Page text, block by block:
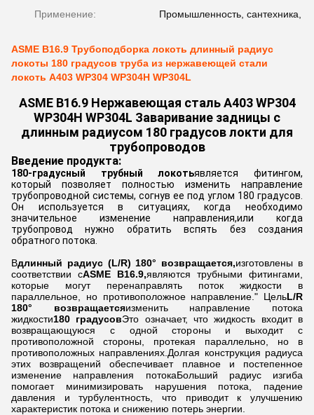
Применение: Промышленность, сантехника,
ASME B16.9 Трубоподборка локоть длинный радиус
локоты 180 градусов труба из нержавеющей стали
локоть A403 WP304 WP304H WP304L
ASME B16.9 Нержавеющая сталь A403 WP304
WP304H WP304L Заваривание задницы с
длинным радиусом 180 градусов локти для
трубопроводов
Введение продукта:
180-градусный трубный локотьявляется фитингом,
который позволяет полностью изменить направление
трубопроводной системы, согнув ее под углом 180 градусов.
Он используется в ситуациях, когда необходимо
значительное изменение направления,или когда
трубопровод нужно обратить вспять без создания
обратного потока.
Вдлинный радиус (L/R) 180° возвращается,изготовлены в
соответствии сASME B16.9,являются трубными фитингами,
которые могут перенаправлять поток жидкости в
параллельное, но противоположное направление." ЦельL/R
180° возвращаетсяизменить направление потока
жидкости180 градусовЭто означает, что жидкость входит в
возвращающуюся с одной стороны и выходит с
противоположной стороны, протекая параллельно, но в
противоположных направлениях.Долгая конструкция радиуса
этих возвращений обеспечивает плавное и постепенное
изменение направления потокаБольший радиус изгиба
помогает минимизировать нарушения потока, падение
давления и турбулентность, что приводит к улучшению
характеристик потока и снижению потерь энергии.